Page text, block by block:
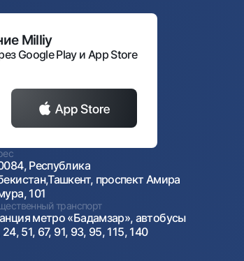
Milliy
Google Play и App Store
Республика
проспект Амира
101
транспорт
метро «Бадамзар», автобусы
24, 51, 67, 91, 93, 95, 115, 140